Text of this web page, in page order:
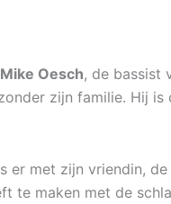
Mike Oesch, de bassist
zijn familie. Hij
er met zijn vriendin, de
te maken met de